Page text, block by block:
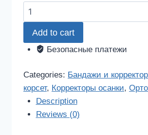
Би
велл
корсет
ортопедический
141
xl
бежевый
quantity
Add to cart
Безопасные платежи
Categories: Бандажи и
корсет, Корректоры осанки,
Description
Reviews (0)